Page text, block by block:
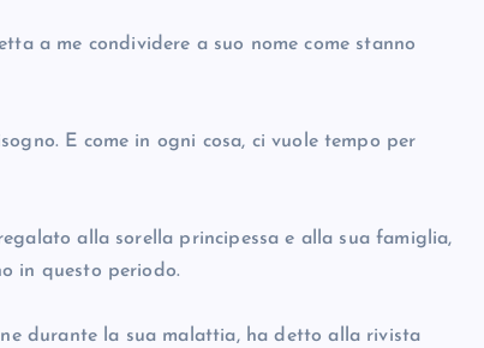
a me condividere a suo nome come stanno
E come in ogni cosa, ci vuole tempo per
alla sorella principessa e alla sua famiglia,
in questo periodo.
durante la sua malattia, ha detto alla rivista